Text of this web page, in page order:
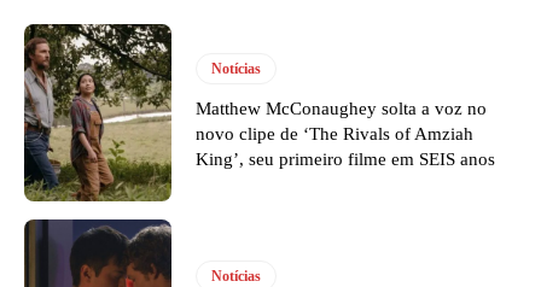
Notícias
Matthew McConaughey solta a voz no
novo clipe de ‘The Rivals of Amziah
King’, seu primeiro filme em SEIS anos
Notícias